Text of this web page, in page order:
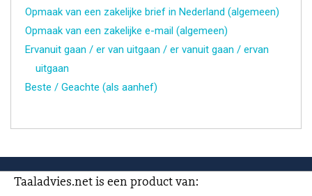
Opmaak van een zakelijke brief in Nederland (algemeen)
Opmaak van een zakelijke e-mail (algemeen)
Ervanuit gaan / er van uitgaan / er vanuit gaan / ervan
uitgaan
Beste / Geachte (als aanhef)
Taaladvies.net is een product van: